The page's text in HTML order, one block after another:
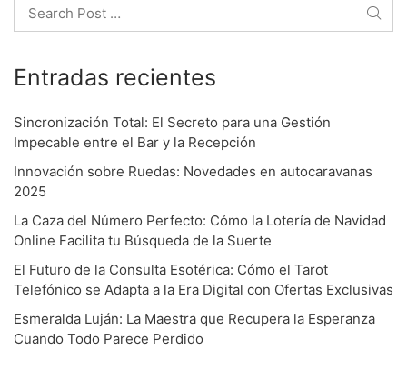
Entradas recientes
Sincronización Total: El Secreto para una Gestión
Impecable entre el Bar y la Recepción
Innovación sobre Ruedas: Novedades en autocaravanas
2025
La Caza del Número Perfecto: Cómo la Lotería de Navidad
Online Facilita tu Búsqueda de la Suerte
El Futuro de la Consulta Esotérica: Cómo el Tarot
Telefónico se Adapta a la Era Digital con Ofertas Exclusivas
Esmeralda Luján: La Maestra que Recupera la Esperanza
Cuando Todo Parece Perdido